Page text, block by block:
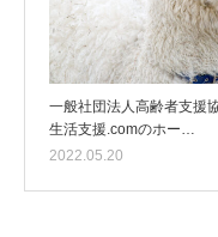
一般社団法人高齢者支援
生活支援.comのホー…
2022.05.20